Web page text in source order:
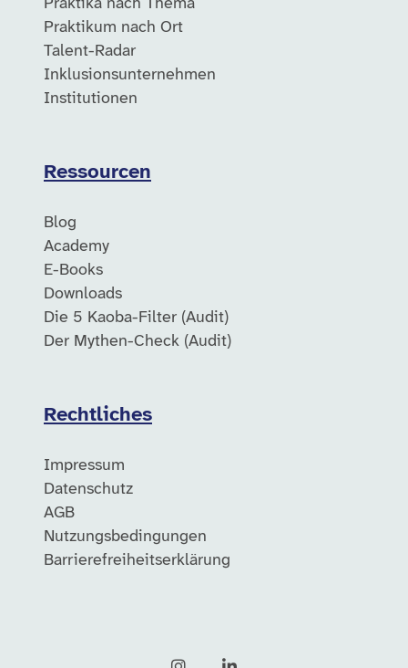
Praktika nach Thema
Praktikum nach Ort
Talent-Radar
Inklusionsunternehmen
Institutionen
Ressourcen
Blog
Academy
E-Books
Downloads
Die 5 Kaoba-Filter (Audit)
Der Mythen-Check (Audit)
Rechtliches
Impressum
Datenschutz
AGB
Nutzungsbedingungen
Barrierefreiheitserklärung